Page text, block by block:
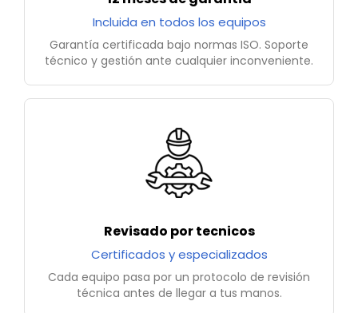
Incluida en todos los equipos
Garantía certificada bajo normas ISO. Soporte
técnico y gestión ante cualquier inconveniente.
Revisado por tecnicos
Certificados y especializados
Cada equipo pasa por un protocolo de revisión
técnica antes de llegar a tus manos.